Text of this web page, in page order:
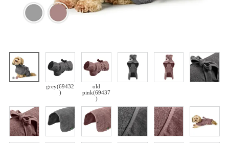
grey(69432
)
old
pink(69437
)